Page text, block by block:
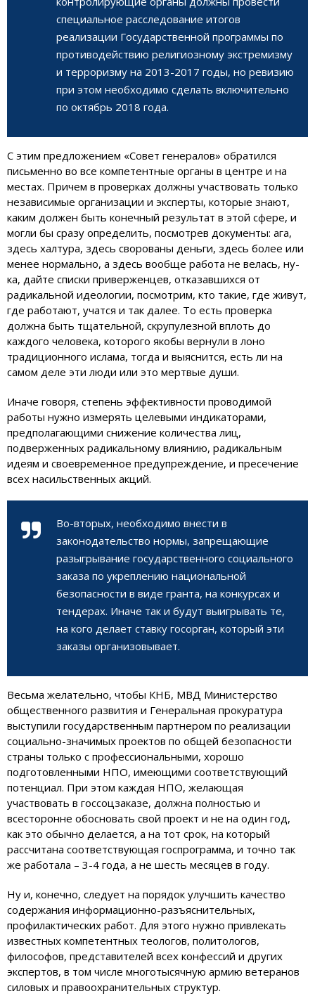
специальное расследование итогов
реализации Государственной программы по
противодействию религиозному экстремизму
и терроризму на 2013-2017 годы, но ревизию
при этом необходимо сделать включительно
по октябрь 2018 года.
С этим предложением «Совет генералов» обратился
письменно во все компетентные органы в центре и на
местах. Причем в проверках должны участвовать только
независимые организации и эксперты, которые знают,
каким должен быть конечный результат в этой сфере, и
могли бы сразу определить, посмотрев документы: ага,
здесь халтура, здесь сворованы деньги, здесь более или
менее нормально, а здесь вообще работа не велась, ну-
ка, дайте списки приверженцев, отказавшихся от
радикальной идеологии, посмотрим, кто такие, где живут,
где работают, учатся и так далее. То есть проверка
должна быть тщательной, скрупулезной вплоть до
каждого человека, которого якобы вернули в лоно
традиционного ислама, тогда и выяснится, есть ли на
самом деле эти люди или это мертвые души.
Иначе говоря, степень эффективности проводимой
работы нужно измерять целевыми индикаторами,
предполагающими снижение количества лиц,
подверженных радикальному влиянию, радикальным
идеям и своевременное предупреждение, и пресечение
всех насильственных акций.
Во-вторых, необходимо внести в
законодательство нормы, запрещающие
разыгрывание государственного социального
заказа по укреплению национальной
безопасности в виде гранта, на конкурсах и
тендерах. Иначе так и будут выигрывать те,
на кого делает ставку госорган, который эти
заказы организовывает.
Весьма желательно, чтобы КНБ, МВД Министерство
общественного развития и Генеральная прокуратура
выступили государственным партнером по реализации
социально-значимых проектов по общей безопасности
страны только с профессиональными, хорошо
подготовленными НПО, имеющими соответствующий
потенциал. При этом каждая НПО, желающая
участвовать в госсоцзаказе, должна полностью и
всесторонне обосновать свой проект и не на один год,
как это обычно делается, а на тот срок, на который
рассчитана соответствующая госпрограмма, и точно так
же работала – 3-4 года, а не шесть месяцев в году.
Ну и, конечно, следует на порядок улучшить качество
содержания информационно-разъяснительных,
профилактических работ. Для этого нужно привлекать
известных компетентных теологов, политологов,
философов, представителей всех конфессий и других
экспертов, в том числе многотысячную армию ветеранов
силовых и правоохранительных структур.